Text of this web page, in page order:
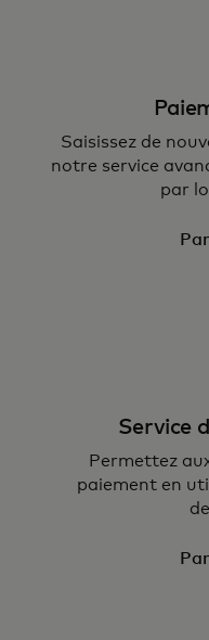
Saisissez de
notre service
par
Service
Permettez
paiement en